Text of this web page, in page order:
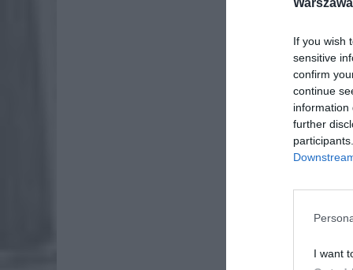
If you wish
sensitive
confirm
continue
information
further
I want
4